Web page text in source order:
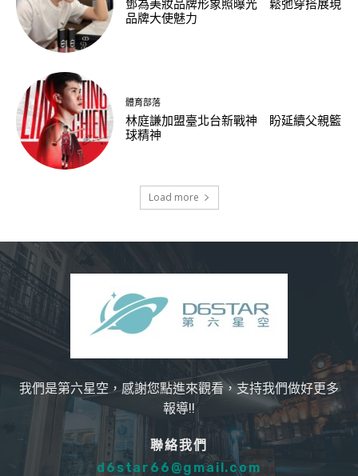
鄧為美妝品牌形象照曝光 鬆弛穿搭展現
品牌大使魅力
體育部落
林庭謙加盟臺北台新戰神 盼延續父親籃
球精神
Load more
我們是第六星空，感謝您點進來觀看，支持我們做好更多
報導!!
聯絡我們
d6star66@gmail.com